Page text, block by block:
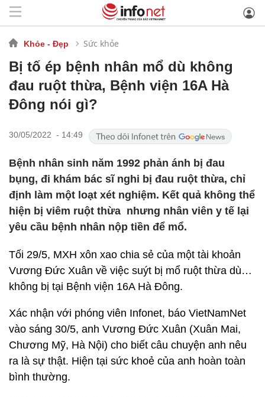
Khỏe - Đẹp Sức khỏe
Bị tố ép bệnh nhân mổ dù không
đau ruột thừa, Bệnh viện 16A Hà
Đông nói gì?
30/05/2022 - 14:49
Bệnh nhân sinh năm 1992 phản ánh bị đau
bụng, đi khám bác sĩ nghi bị đau ruột thừa, chỉ
định làm một loạt xét nghiệm. Kết quả không thể
hiện bị viêm ruột thừa nhưng nhân viên y tế lại
yêu cầu bệnh nhân nộp tiền để mổ.
Tối 29/5, MXH xôn xao chia sẻ của một tài khoản
Vương Đức Xuân về việc suýt bị mổ ruột thừa dù…
không bị tại Bệnh viện 16A Hà Đông.
Xác nhận với phóng viên Infonet, báo VietNamNet
vào sáng 30/5, anh Vương Đức Xuân (Xuân Mai,
Chương Mỹ, Hà Nội) cho biết câu chuyện anh nêu
ra là sự thật. Hiện tại sức khoẻ của anh hoàn toàn
bình thường.